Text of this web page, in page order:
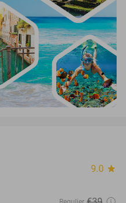
9.0 star